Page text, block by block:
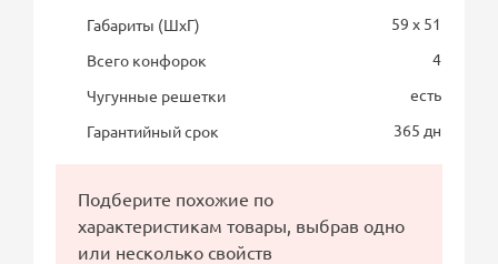
Габариты (ШхГ)
59 x 51
Всего конфорок
4
Чугунные решетки
есть
Гарантийный срок
365 дн
Подберите похожие по
характеристикам товары, выбрав одно
или несколько свойств